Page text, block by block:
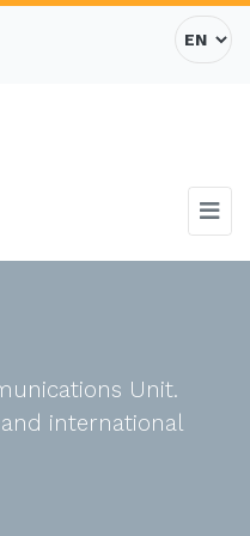
Unit.
international